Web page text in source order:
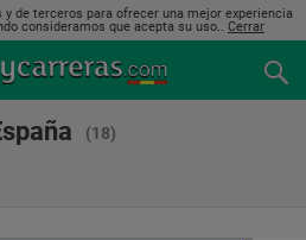
de terceros para ofrecer una mejor experiencia
consideramos que acepta su uso.. Cerrar
(18)